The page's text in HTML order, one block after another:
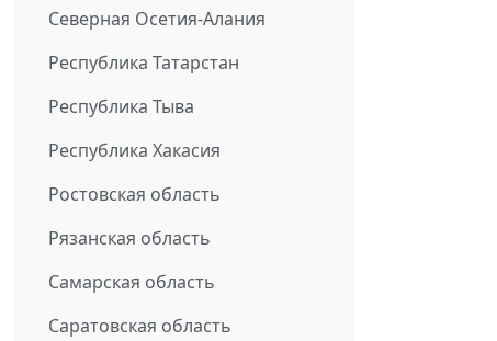
Северная Осетия-Алания
Республика Татарстан
Республика Тыва
Республика Хакасия
Ростовская область
Рязанская область
Самарская область
Саратовская область